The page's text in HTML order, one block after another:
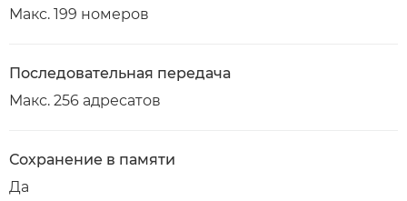
Макс. 199 номеров
Последовательная передача
Макс. 256 адресатов
Сохранение в памяти
Да